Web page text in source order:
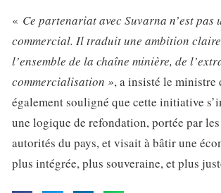
« Ce partenariat avec Suvarna n’est pas
commercial. Il traduit une ambition
l’ensemble de la chaîne minière, de
commercialisation », a insisté le ministre
également souligné que cette initiative
une logique de refondation, portée par
autorités du pays, et visait à bâtir une
plus intégrée, plus souveraine, et plus